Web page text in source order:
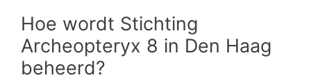
Hoe wordt Stichting
Archeopteryx 8 in Den Haag
beheerd?